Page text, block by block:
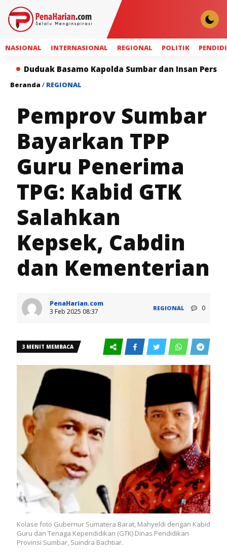
NASIONAL INTERNASIONAL REGIONAL POLITIK
Kapolda Sumbar dan Insan Pers Perkuat
Beranda / REGIONAL
Pemprov Sumbar
Bayarkan TPP
Guru Penerima
TPG: Kabid GTK
Salahkan
Kepsek, Cabdin
dan Kementerian
PenaHarian.com
3 Feb 2025 08:37
REGIONAL 0
3 MENIT MEMBACA
Kolase foto Gubernur Sumatera Barat, Mahyeldi dengan Kabid
Guru dan Tenaga Kependidikan (GTK) Dinas Pendidikan
Provinsi Sumbar, Suindra Bachtiar.